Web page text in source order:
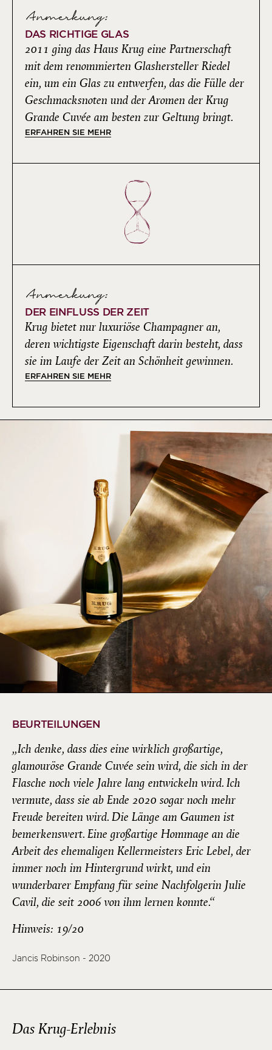
Anmerkung:
DAS RICHTIGE GLAS
2011 ging das Haus Krug eine Partnerschaft
mit dem renommierten Glashersteller Riedel
ein, um ein Glas zu entwerfen, das die Fülle der
Geschmacksnoten und der Aromen der Krug
Grande Cuvée am besten zur Geltung bringt.
ERFAHREN SIE MEHR
Anmerkung:
DER EINFLUSS DER ZEIT
Krug bietet nur luxuriöse Champagner an,
deren wichtigste Eigenschaft darin besteht, dass
sie im Laufe der Zeit an Schönheit gewinnen.
ERFAHREN SIE MEHR
BEURTEILUNGEN
„Ich denke, dass dies eine wirklich großartige,
glamouröse Grande Cuvée sein wird, die sich in der
Flasche noch viele Jahre lang entwickeln wird. Ich
vermute, dass sie ab Ende 2020 sogar noch mehr
Freude bereiten wird. Die Länge am Gaumen ist
bemerkenswert. Eine großartige Hommage an die
Arbeit des ehemaligen Kellermeisters Eric Lebel, der
immer noch im Hintergrund wirkt, und ein
wunderbarer Empfang für seine Nachfolgerin Julie
Cavil, die seit 2006 von ihm lernen konnte.“
Hinweis: 19/20
Jancis Robinson - 2020
Das Krug-Erlebnis